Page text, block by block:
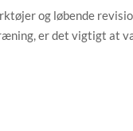
og løbende
er det vigtigt at